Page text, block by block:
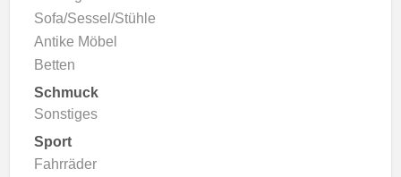
Sofa/Sessel/Stühle
Antike Möbel
Betten
Schmuck
Sonstiges
Sport
Fahrräder